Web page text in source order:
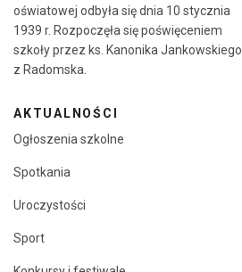
oświatowej odbyła się dnia 10 stycznia
1939 r. Rozpoczęła się poświęceniem
szkoły przez ks. Kanonika Jankowskiego
z Radomska.
AKTUALNOŚCI
Ogłoszenia szkolne
Spotkania
Uroczystości
Sport